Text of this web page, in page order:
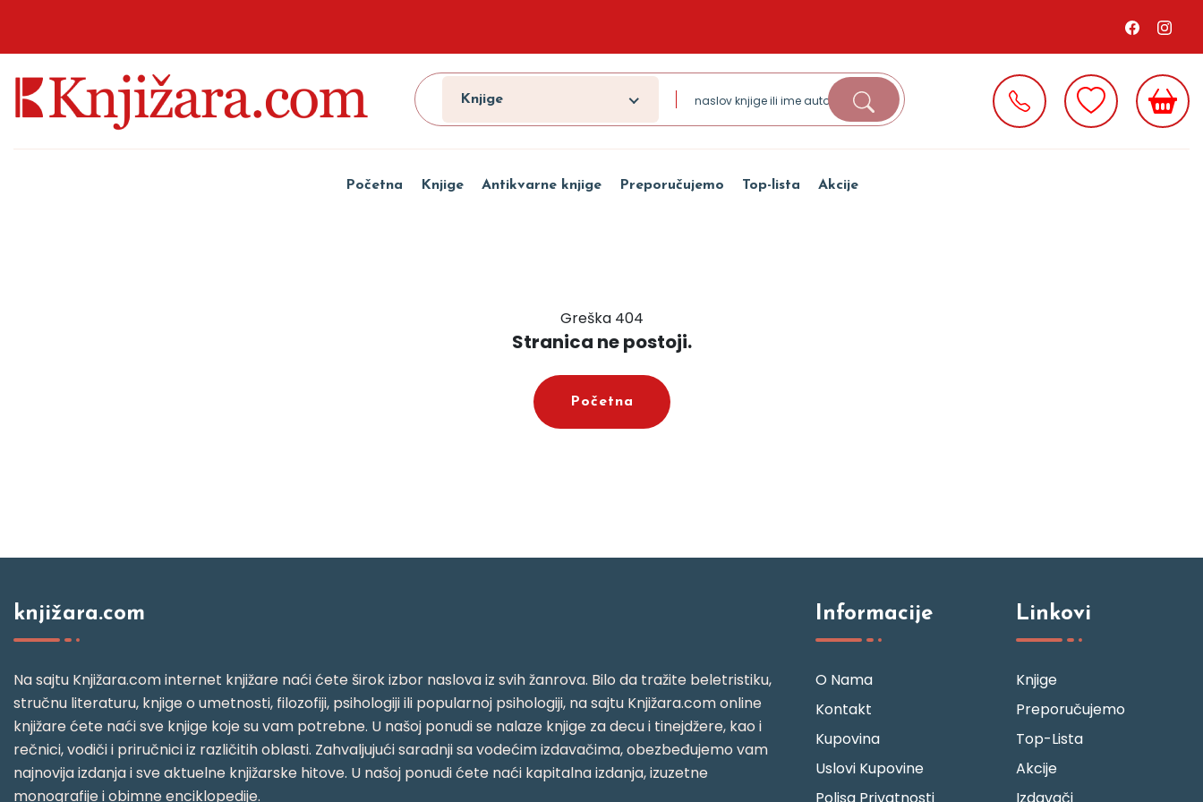
Knjige
Početna Knjige Antikvarne knjige Preporučujemo Top-lista Akcije
Greška 404
Stranica ne postoji.
Početna
knjižara.com
Na sajtu Knjižara.com internet knjižare naći ćete širok izbor naslova iz svih žanrova. Bilo da tražite beletristiku,
stručnu literaturu, knjige o umetnosti, filozofiji, psihologiji ili popularnoj psihologiji, na sajtu Knjižara.com online
knjižare ćete naći sve knjige koje su vam potrebne. U našoj ponudi se nalaze knjige za decu i tinejdžere, kao i
rečnici, vodiči i priručnici iz različitih oblasti. Zahvaljujući saradnji sa vodećim izdavačima, obezbeđujemo vam
najnovija izdanja i sve aktuelne knjižarske hitove. U našoj ponudi ćete naći kapitalna izdanja, izuzetne
monografije i obimne enciklopedije.
Informacije
O Nama
Kontakt
Kupovina
Uslovi Kupovine
Linkovi
Knjige
Preporučujemo
Top-Lista
Akcije